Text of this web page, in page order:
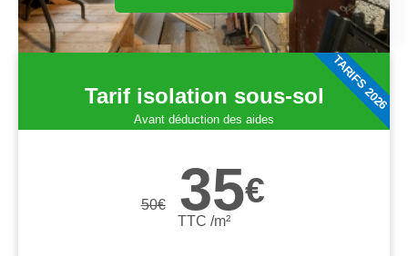
Tarif isolation sous-sol
Avant déduction des aides
50€ 35€
TTC /m²
TARIFS 2026